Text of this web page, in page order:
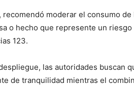
recomendó moderar el consumo
o hecho que represente un
123.
las autoridades buscan
de tranquilidad mientras el